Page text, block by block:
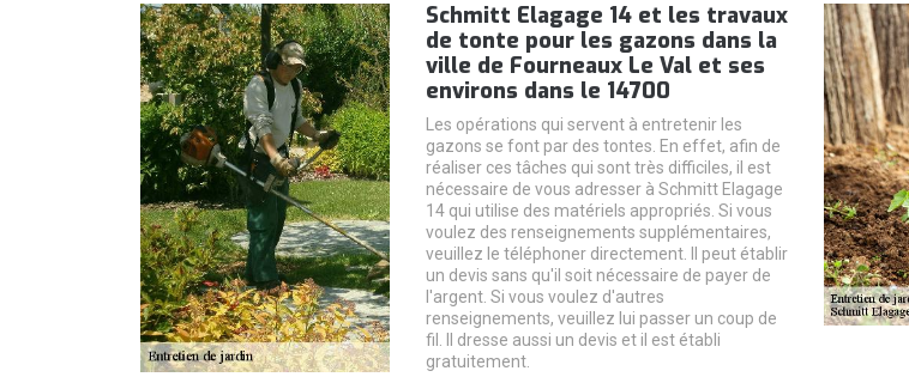
Schmitt Elagage 14 et les travaux
de tonte pour les gazons dans la
ville de Fourneaux Le Val et ses
environs dans le 14700
Les opérations qui servent à entretenir les
gazons se font par des tontes. En effet, afin de
réaliser ces tâches qui sont très difficiles, il est
nécessaire de vous adresser à Schmitt Elagage
14 qui utilise des matériels appropriés. Si vous
voulez des renseignements supplémentaires,
veuillez le téléphoner directement. Il peut établir
un devis sans qu'il soit nécessaire de payer de
l'argent. Si vous voulez d'autres
renseignements, veuillez lui passer un coup de
fil. Il dresse aussi un devis et il est établi
gratuitement.